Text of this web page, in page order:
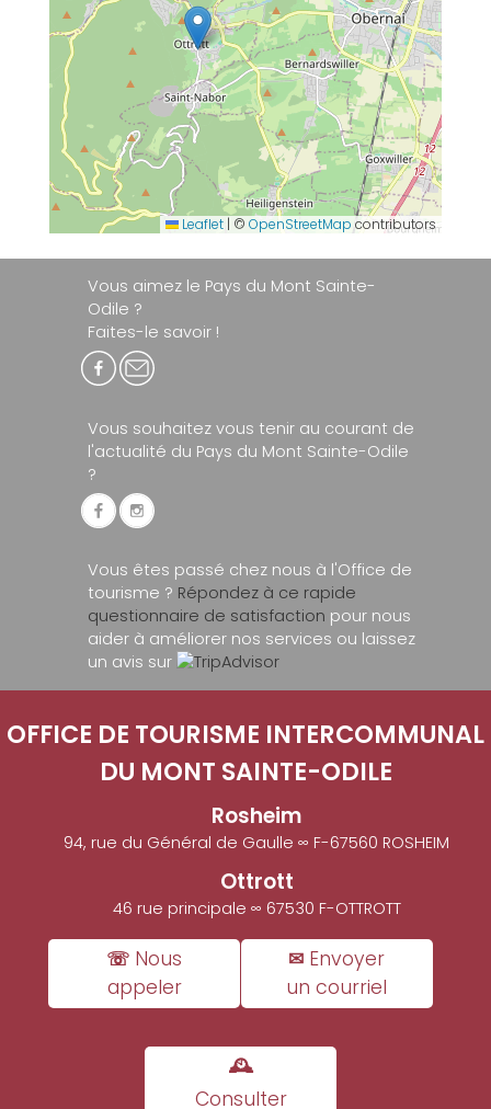
Leaflet | ©OpenStreetMap contributors
Vous aimez le Pays du Mont Sainte-
Odile ?
Faites-le savoir !
Vous souhaitez vous tenir au courant de
l'actualité du Pays du Mont Sainte-Odile
?
Vous êtes passé chez nous à l'Office de
tourisme ? Répondez à ce rapide
questionnaire de satisfaction pour nous
aider à améliorer nos services ou laissez
un avis sur
OFFICE DE TOURISME INTERCOMMUNAL
DU MONT SAINTE-ODILE
Rosheim
94, rue du Général de Gaulle ∞ F-67560 ROSHEIM
Ottrott
46 rue principale ∞ 67530 F-OTTROTT
☏ Nous
appeler
✉ Envoyer
un courriel
🕰
Consulter